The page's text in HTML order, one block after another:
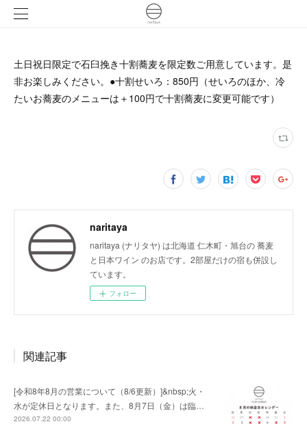
土日祝日限定で石臼挽き十割蕎麦を限定数ご用意しています。是
非お楽しみください。●十割せいろ：850円（せいろのほか、冷
たいお蕎麦のメニューは＋100円で十割蕎麦に変更可能です）
naritaya
naritaya (ナリタヤ) は北海道 仁木町・旭台の 蕎麦
と日本ワイン のお店です。2部屋だけの宿も併設し
ています。
フォロー
関連記事
[令和8年8月の営業について（8/6更新）]&nbsp;火・
水が定休日となります。また、8月7日（金）は臨…
2026.07.22 00:00